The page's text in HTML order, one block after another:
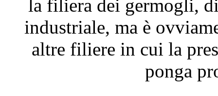
la filiera dei germogli,
industriale, ma è
altre filiere in cui la
ponga